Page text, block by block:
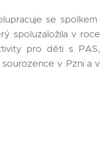
se spolkem
spoluzaložila v roce
pro děti s PAS,
sourozence v Pzni a v